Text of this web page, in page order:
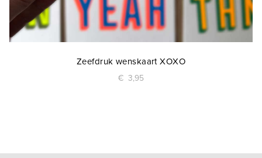
Zeefdruk wenskaart XOXO
€ 3,95